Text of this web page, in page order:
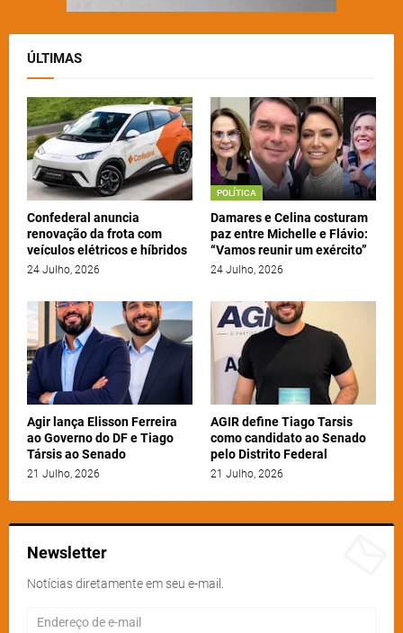
ÚLTIMAS
Confederal anuncia
renovação da frota com
veículos elétricos e híbridos
24 Julho, 2026
POLÍTICA
Damares e Celina costuram
paz entre Michelle e Flávio:
“Vamos reunir um exército”
24 Julho, 2026
Agir lança Elisson Ferreira
ao Governo do DF e Tiago
Társis ao Senado
21 Julho, 2026
AGIR define Tiago Tarsis
como candidato ao Senado
pelo Distrito Federal
21 Julho, 2026
Newsletter
Notícias diretamente em seu e-mail.